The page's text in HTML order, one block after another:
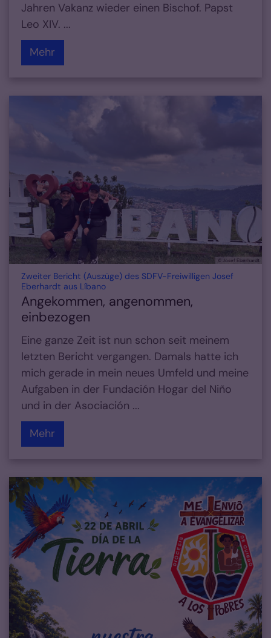
Jahren Vakanz wieder einen Bischof. Papst
Leo XIV. ...
Mehr
© Josef Eberhardt
Zweiter Bericht (Auszüge) des SDFV-Freiwilligen Josef
Eberhardt aus Líbano:
Angekommen, angenommen,
einbezogen
Eine ganze Zeit ist nun schon seit meinem
letzten Bericht vergangen. Damals hatte ich
mich gerade in mein neues Umfeld und meine
Aufgaben in der Fundación Hogar del Niño
und in der Asociación ...
Mehr